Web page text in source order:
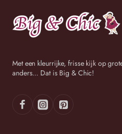
te versturen.
Met een kleurrijke, frisse kijk op
anders... Dat is Big & Chic!